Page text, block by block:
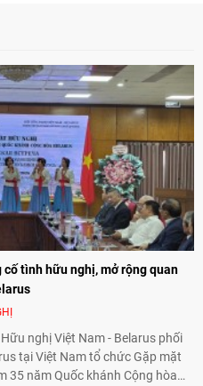
tình hữu nghị, mở rộng quan
nghị Việt Nam - Belarus phối
tại Việt Nam tổ chức Gặp mặt
35 năm Quốc khánh Cộng hòa